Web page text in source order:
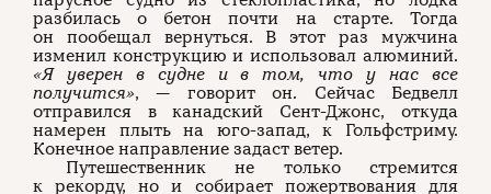
разбилась о бетон почти на старте. Тогда
он пообещал вернуться. В этот раз мужчина
изменил конструкцию и использовал алюминий.
«Я уверен в судне и в том, что у нас все
получится», — говорит он. Сейчас Бедвелл
отправился в канадский Сент-Джонс, откуда
намерен плыть на юго-запад, к Гольфстриму.
Конечное направление задаст ветер.
Путешественник не только стремится
к рекорду, но и собирает пожертвования для